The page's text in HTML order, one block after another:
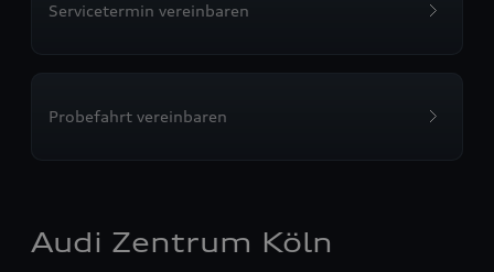
Servicetermin vereinbaren
Probefahrt vereinbaren
Audi Zentrum Köln